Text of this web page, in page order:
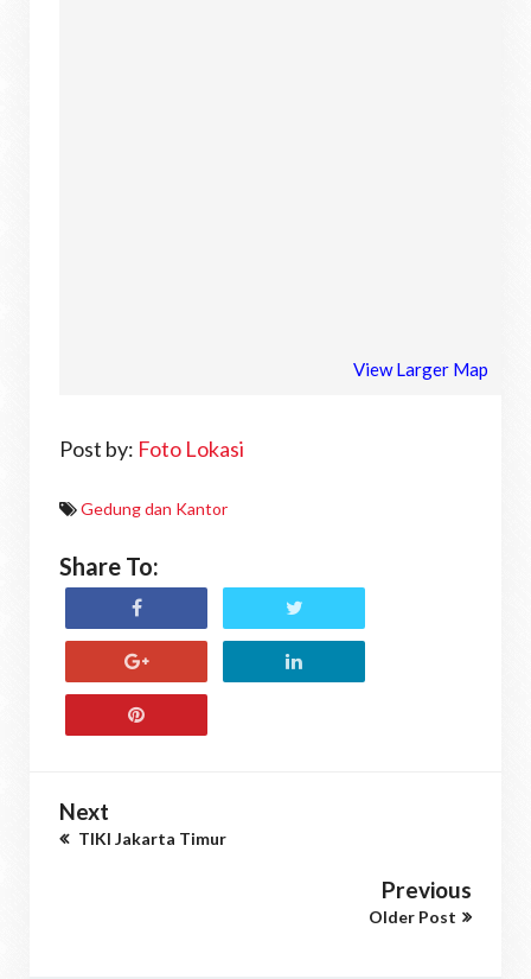
View Larger Map
Post by: Foto Lokasi
Gedung dan Kantor
Share To:
Next
TIKI Jakarta Timur
Previous
Older Post